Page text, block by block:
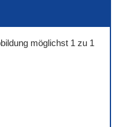
möglichst 1 zu 1